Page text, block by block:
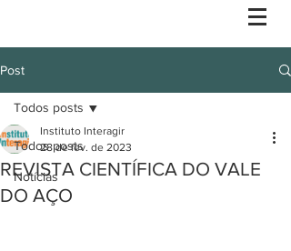
Post
Todos posts
Notícias
Todos posts
REVISTA CIENTÍFICA DO VALE
DO AÇO
Instituto Interagir
28 de fev. de 2023